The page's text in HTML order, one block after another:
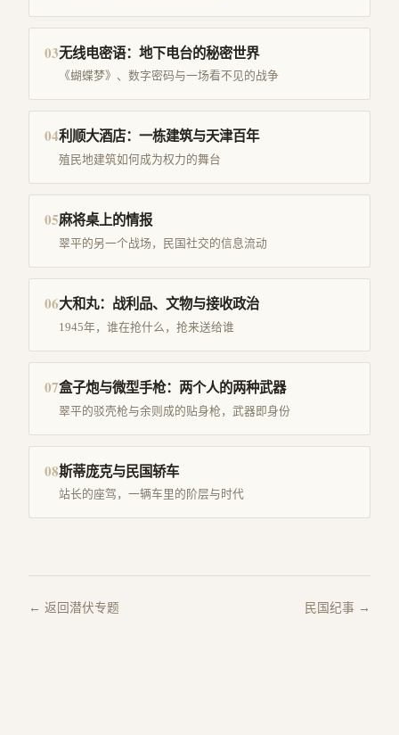
03无线电密语：地下电台的秘密世界
《蝴蝶梦》、数字密码与一场看不见的战争
04利顺大酒店：一栋建筑与天津百年
殖民地建筑如何成为权力的舞台
05麻将桌上的情报
翠平的另一个战场，民国社交的信息流动
06大和丸：战利品、文物与接收政治
1945年，谁在抢什么，抢来送给谁
07盒子炮与微型手枪：两个人的两种武器
翠平的驳壳枪与余则成的贴身枪，武器即身份
08斯蒂庞克与民国轿车
站长的座驾，一辆车里的阶层与时代
← 返回潜伏专题 民国纪事 →